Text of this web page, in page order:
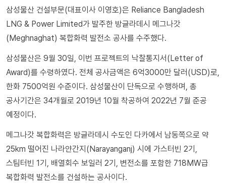
삼성물산 건설부문(대표이사 이영호)은 Reliance Bangladesh
LNG & Power Limited가 발주한 방글라데시 메그나갓
(Meghnaghat) 복합화력 발전소 공사를 수주했다.
삼성물산은 9월 30일, 이번 프로젝트의 낙찰통지서(Letter of
Award)를 수령하였다. 전체 공사금액은 6억3000만 달러(USD)로,
한화 7500억원 수준이다. 삼성물산이 단독으로 수행하며, 총
공사기간은 34개월로 2019년 10월 착공하여 2022년 7월 준공
예정이다.
메그나갓 복합화력은 방글라데시 수도인 다카에서 남동쪽으로 약
25km 떨어진 나라얀간지(Narayanganj) 시에 가스터빈 2기,
스팀터빈 1기, 배열회수 보일러 2기, 변전소를 포함한 718MW급
복합화력 발전소를 건설하는 공사이다.